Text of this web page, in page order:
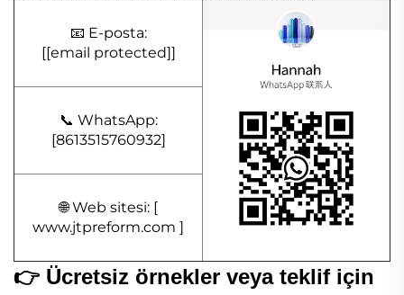
📧 E-posta:
[[email protected]]
📞 WhatsApp:
[8613515760932]
🌐 Web sitesi: [
www.jtpreform.com ]
👉 Ücretsiz örnekler veya teklif için